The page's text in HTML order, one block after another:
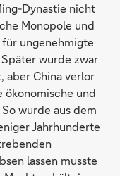
Dynastie nicht
Monopole und
ungenehmigte
wurde zwar
aber China verlor
ökonomische und
wurde aus dem
Jahrhunderte
lassen musste